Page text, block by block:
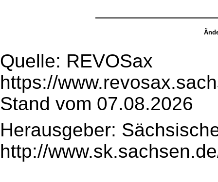
Quelle: REVOSax
https://
Stand vom 07.08.2026
Herausgeber:
http://